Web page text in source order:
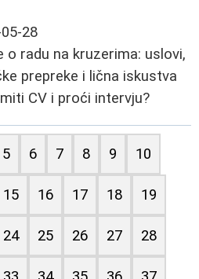
28
radu na kruzerima: uslovi,
prepreke i lična iskustva
CV i proći intervju?
5 6 7 8 9 10
15 16 17 18 19
24 25 26 27 28